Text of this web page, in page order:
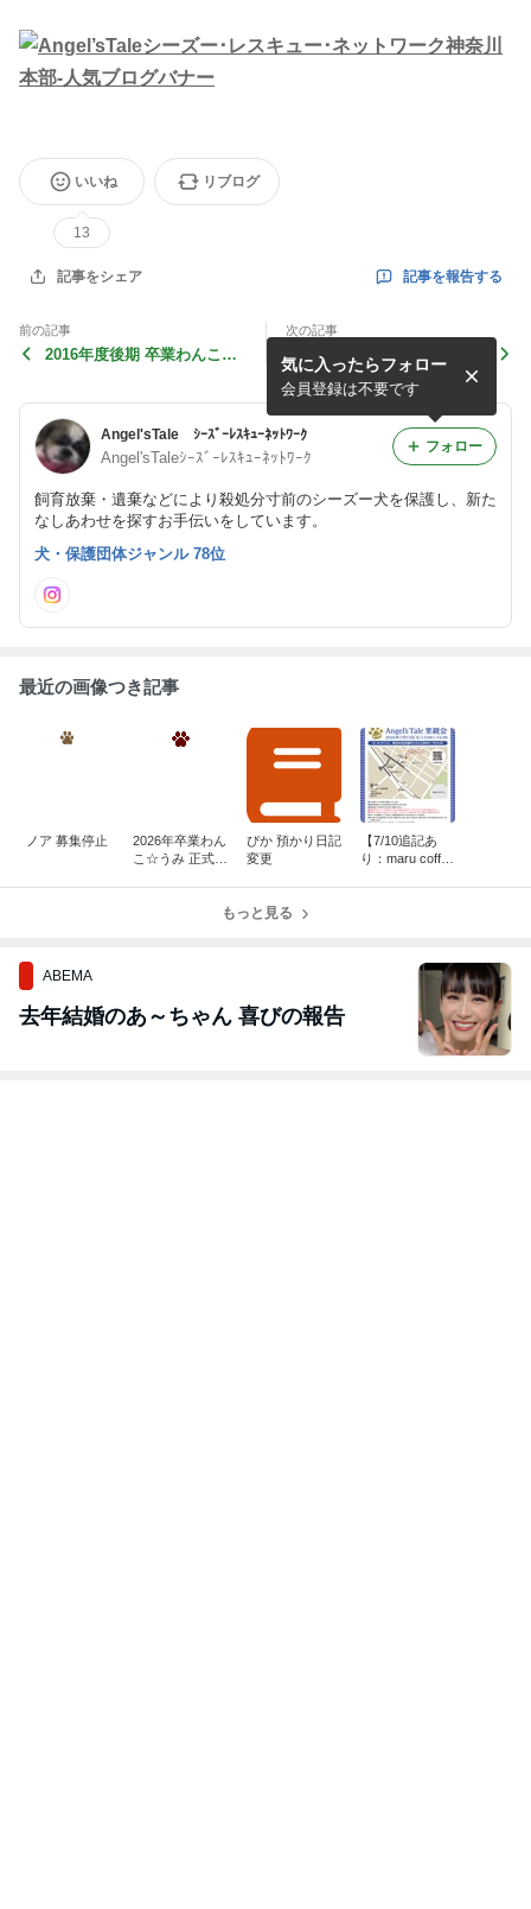
いいね
13
リブログ
記事をシェア 記事を報告する
前の記事
2016年度後期 卒業わんこ（1
次の記事
虹の橋へと旅立った天使達
（2016年度）
Angel'sTale ｼｰｽﾞｰﾚｽｷｭｰﾈｯﾄﾜｰｸ
Angel'sTaleｼｰｽﾞｰﾚｽｷｭｰﾈｯﾄﾜｰｸ
飼育放棄・遺棄などにより殺処分寸前のシーズー犬を保護し、新た
なしあわせを探すお手伝いをしています。
気に入ったらフォロー
会員登録は不要です
フォロー
犬・保護団体ジャンル 78位
最近の画像つき記事
ノア 募集停止
2026年卒業わん
こ☆うみ 正式譲
ぴか 預かり日記
変更
【7/10追記あ
り：maru coffe
もっと見る
ABEMA
去年結婚のあ～ちゃん 喜びの報告